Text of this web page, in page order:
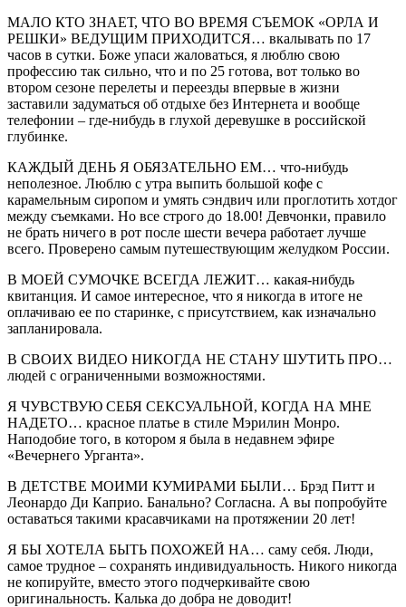
МАЛО КТО ЗНАЕТ, ЧТО ВО ВРЕМЯ СЪЕМОК «ОРЛА И
РЕШКИ» ВЕДУЩИМ ПРИХОДИТСЯ… вкалывать по 17
часов в сутки. Боже упаси жаловаться, я люблю свою
профессию так сильно, что и по 25 готова, вот только во
втором сезоне перелеты и переезды впервые в жизни
заставили задуматься об отдыхе без Интернета и вообще
телефонии – где-нибудь в глухой деревушке в российской
глубинке.
КАЖДЫЙ ДЕНЬ Я ОБЯЗАТЕЛЬНО ЕМ… что-нибудь
неполезное. Люблю с утра выпить большой кофе с
карамельным сиропом и умять сэндвич или проглотить хотдог
между съемками. Но все строго до 18.00! Девчонки, правило
не брать ничего в рот после шести вечера работает лучше
всего. Проверено самым путешествующим желудком России.
В МОЕЙ СУМОЧКЕ ВСЕГДА ЛЕЖИТ… какая-нибудь
квитанция. И самое интересное, что я никогда в итоге не
оплачиваю ее по старинке, с присутствием, как изначально
запланировала.
В СВОИХ ВИДЕО НИКОГДА НЕ СТАНУ ШУТИТЬ ПРО…
людей с ограниченными возможностями.
Я ЧУВСТВУЮ СЕБЯ СЕКСУАЛЬНОЙ, КОГДА НА МНЕ
НАДЕТО… красное платье в стиле Мэрилин Монро.
Наподобие того, в котором я была в недавнем эфире
«Вечернего Урганта».
В ДЕТСТВЕ МОИМИ КУМИРАМИ БЫЛИ… Брэд Питт и
Леонардо Ди Каприо. Банально? Согласна. А вы попробуйте
оставаться такими красавчиками на протяжении 20 лет!
Я БЫ ХОТЕЛА БЫТЬ ПОХОЖЕЙ НА… саму себя. Люди,
самое трудное – сохранять индивидуальность. Никого никогда
не копируйте, вместо этого подчеркивайте свою
оригинальность. Калька до добра не доводит!